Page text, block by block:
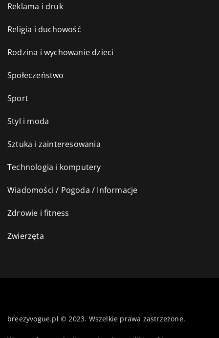
Reklama i druk
Religia i duchowość
Rodzina i wychowanie dzieci
Społeczeństwo
Sport
Styl i moda
Sztuka i zainteresowania
Technologia i komputery
Wiadomości / Pogoda / Informacje
Zdrowie i fitness
Zwierzęta
breezyvogue.pl © 2023. Wszelkie prawa zastrzeżone.